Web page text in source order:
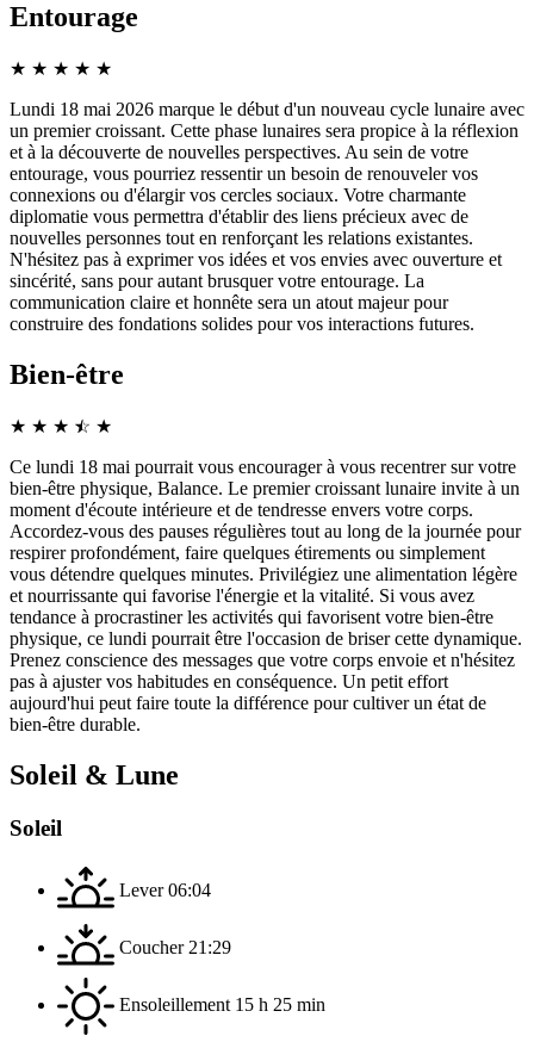
Entourage
★ ★ ★ ★ ★
Lundi 18 mai 2026 marque le début d'un nouveau cycle lunaire avec
un premier croissant. Cette phase lunaires sera propice à la réflexion
et à la découverte de nouvelles perspectives. Au sein de votre
entourage, vous pourriez ressentir un besoin de renouveler vos
connexions ou d'élargir vos cercles sociaux. Votre charmante
diplomatie vous permettra d'établir des liens précieux avec de
nouvelles personnes tout en renforçant les relations existantes.
N'hésitez pas à exprimer vos idées et vos envies avec ouverture et
sincérité, sans pour autant brusquer votre entourage. La
communication claire et honnête sera un atout majeur pour
construire des fondations solides pour vos interactions futures.
Bien-être
★ ★ ★ ☆
★ ★
Ce lundi 18 mai pourrait vous encourager à vous recentrer sur votre
bien-être physique, Balance. Le premier croissant lunaire invite à un
moment d'écoute intérieure et de tendresse envers votre corps.
Accordez-vous des pauses régulières tout au long de la journée pour
respirer profondément, faire quelques étirements ou simplement
vous détendre quelques minutes. Privilégiez une alimentation légère
et nourrissante qui favorise l'énergie et la vitalité. Si vous avez
tendance à procrastiner les activités qui favorisent votre bien-être
physique, ce lundi pourrait être l'occasion de briser cette dynamique.
Prenez conscience des messages que votre corps envoie et n'hésitez
pas à ajuster vos habitudes en conséquence. Un petit effort
aujourd'hui peut faire toute la différence pour cultiver un état de
bien-être durable.
Soleil & Lune
Soleil
Lever 06:04
Coucher 21:29
Ensoleillement 15 h 25 min